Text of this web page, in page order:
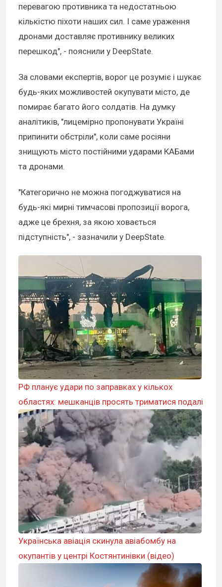
перевагою противника та недостатньою
кількістю піхоти наших сил. І саме ураження
дронами доставляє противнику великих
перешкод", - пояснили у DeepState.
За словами експертів, ворог це розуміє і шукає
будь-яких можливостей окупувати місто, де
помирає багато його солдатів. На думку
аналітиків, "лицемірно пропонувати Україні
припинити обстріли", коли саме росіяни
знищують місто постійними ударами КАБами
та дронами.
"Категорично не можна погоджуватися на
будь-які мирні тимчасові пропозиції ворога,
адже це брехня, за якою ховається
підступність", - зазначили у DeepState.
РФ планує удари по заправках у кількох
областях: мешканців просять триматися подалі
Українська авіація скинула авіабомбу на
окупантів у центрі Костянтинівки (відео)